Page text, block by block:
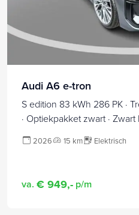
Audi A6 e-tron
S edition 83 kWh 286 PK ·
· Optiekpakket zwart ·
2026 15 km Elektrisch
va. € 949,- p/m